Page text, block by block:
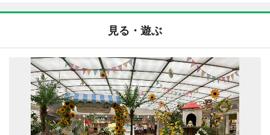
見る・遊ぶ